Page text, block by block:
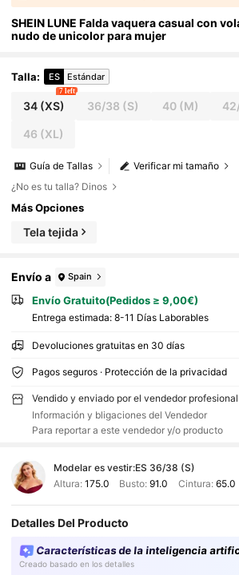
SHEIN LUNE Falda vaquera casual con
nudo de unicolor para mujer
Talla: ES Estándar
34(XS)
7 left
36/38 (S) 40(M)
46 (XL)
Verificar mi tamaño
Guía de Tallas
¿No es tu talla? Dinos
Más Opciones
Tela tejida
Envío a Spain
Envío Gratuito(Pedidos ≥ 9,00€)
Entrega estimada: 8-11 Días Laborables
Devoluciones gratuitas en 30 días
Pagos seguros · Protección de la privacidad
Vendido y enviado por el vendedor
Información y bligaciones del Vendedor
Para reportar a este vendedor y/o producto
Modelar es vestir:ES 36/38 (S)
Altura: 175.0 Busto:91.0 Cintura: 65.0
Detalles Del Producto
Características de la inteligencia
Creado basado en los detalles